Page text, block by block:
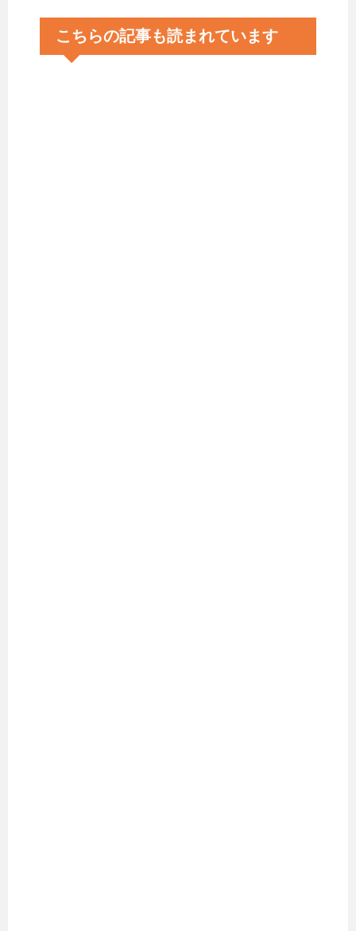
こちらの記事も読まれています